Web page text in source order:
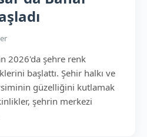
2026'da şehre renk
başlattı. Şehir halkı ve
güzelliğini kutlamak
şehrin merkezi